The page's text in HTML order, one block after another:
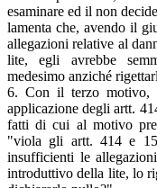
esaminare ed il non
lamenta che, avendo il
allegazioni relative al
lite, egli avrebbe
medesimo anziché
6. Con il terzo motivo,
applicazione degli artt.
fatti di cui al motivo
"viola gli artt. 414 e
insufficienti le
introduttivo della lite, lo